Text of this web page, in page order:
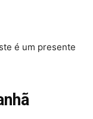
é um presente